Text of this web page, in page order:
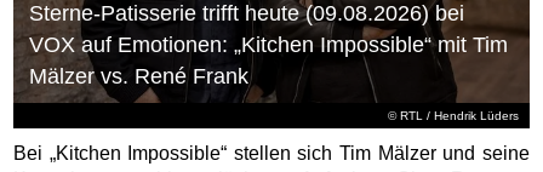
©RTL / Hendrik Lüders
Sterne-Patisserie trifft heute (09.08.2026) bei
VOX auf Emotionen: „Kitchen Impossible“ mit Tim
Mälzer vs. René Frank
Bei „Kitchen Impossible“ stellen sich Tim Mälzer und seine